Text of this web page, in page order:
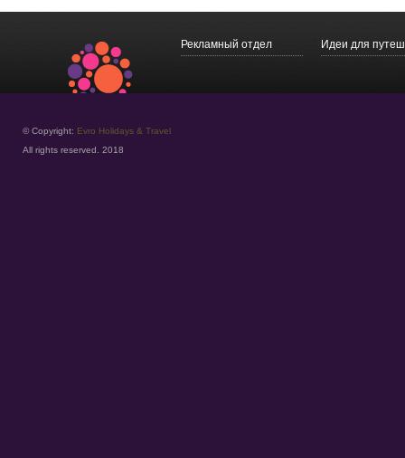
Рекламный отдел Идеи для
© Copyright: Evro Holidays & Travel
All rights reserved. 2018